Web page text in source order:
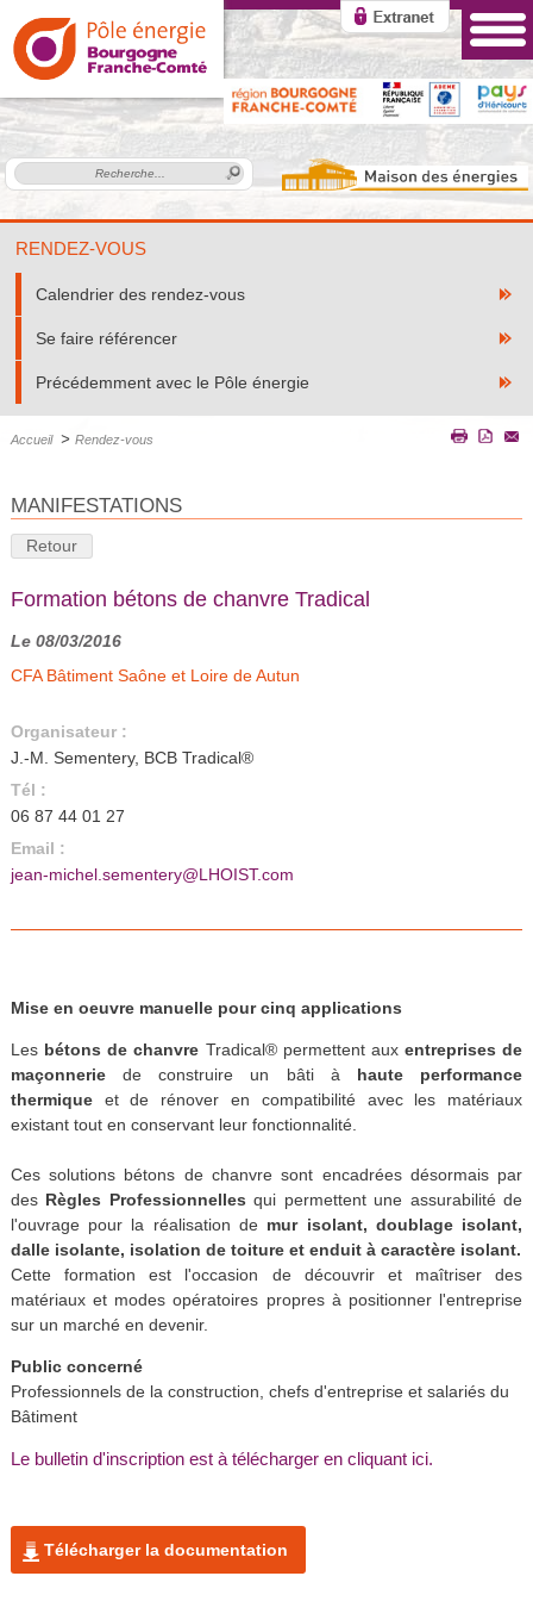
RENDEZ-VOUS
Calendrier des rendez-vous
Se faire référencer
Précédemment avec le Pôle énergie
Accueil > Rendez-vous
MANIFESTATIONS
Retour
Formation bétons de chanvre Tradical
Le 08/03/2016
CFA Bâtiment Saône et Loire de Autun
Organisateur :
J.-M. Sementery, BCB Tradical®
Tél :
06 87 44 01 27
Email :
jean-michel.sementery@LHOIST.com
Mise en oeuvre manuelle pour cinq applications
Les bétons de chanvre Tradical® permettent aux entreprises de
maçonneriede construire un bâti à haute performance
thermiqueet de rénover en compatibilité avec les matériaux
existant tout en conservant leur fonctionnalité.
Ces solutions bétons de chanvre sont encadrées désormais par
des Règles Professionnelles qui permettent une assurabilité de
l'ouvrage pour la réalisation de mur isolant, doublage isolant,
dalle isolante, isolation de toiture et enduit à caractère isolant.
Cette formation est l'occasion de découvrir et maîtriser des
matériaux et modes opératoires propres à positionner l'entreprise
sur un marché en devenir.
Public concerné
Professionnels de la construction, chefs d'entreprise et salariés du
Bâtiment
Le bulletin d'inscription est à télécharger en cliquant ici.
Télécharger la documentation